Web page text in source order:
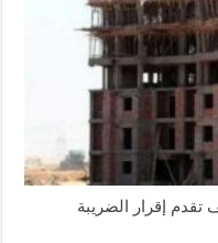
تقدم إقرار الضريبة